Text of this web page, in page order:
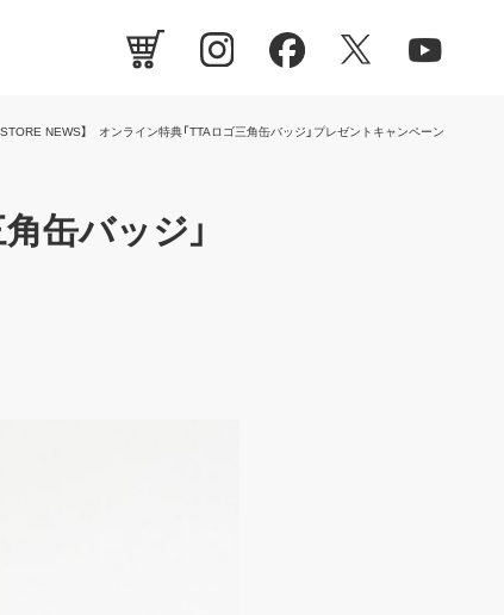
STORE NEWS】 オンライン特典「TTAロゴ三角缶バッジ」プレゼントキャンペーン
缶バッジ」